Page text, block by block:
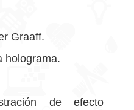
Graaff.
holograma.
de efecto